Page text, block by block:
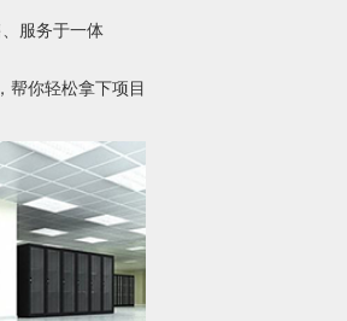
服务于一体
帮你轻松拿下项目